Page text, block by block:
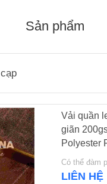
tái chế
Sản phẩm
Vải quần
giãn
Polyester
Spandex
LIÊN HỆ